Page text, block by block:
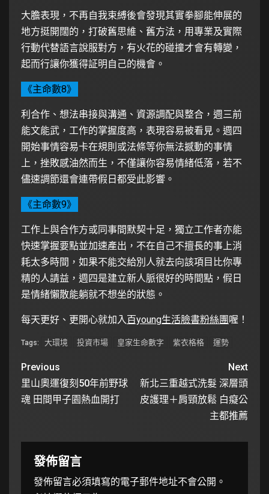
大膽表現，不再自我束縛後會發現其實拳腳能伸展的
地方挺開闊的，打破舊思維、舊方法，用專業及實際
行動代替語言說服對方，有火花的碰撞才會有轉變，
起而行讓你獲得証明自己的機會。
《主命數8》
利合作、想法串接與溝通、資源調配與整合，週三前
能文能武，工作的掌握度高，表現容易被看見。週四
開始事情容易卡在規則或法條等你無法撼動的事情
上，挫敗感油然而生，不僅讓你容易情緒低落，若不
儘速調節還會連帶假日都受此影響。
《主命數9》
工作上與合作方或同事間默契十足，獨立工作者亦能
快速掌握要點並加速產出，不在自己不擅長的事上消
耗太多時間，如果不能交給別人就去向該項目比你專
精的人請益，週四是建立新人脈很好的時間點，假日
是情緒懶散能躺就不想坐的狀態。
每天更好、更開心就加入百young生活臉書粉絲團喔！
Tags: 大環境 投資市場 皇家生命數字 紫衣格格 運勢
Previous
里山奧運復刻50年前野球
魂 田間甲子園熱血開打
Next
新北三重越式洗髮 深層頭
皮護理＋肩頸放鬆 白癡公
主都推薦
發佈留言
發佈留言必須填寫的電子郵件地址不會公開。